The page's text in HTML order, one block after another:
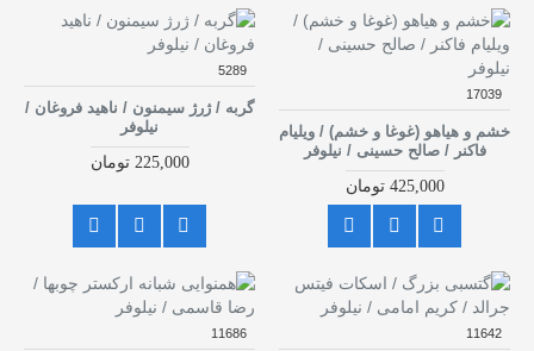
17039
خشم و هیاهو (غوغا و خشم) / ویلیام
فاکنر / صالح حسینی / نیلوفر
425,000 تومان
5289
گربه / ژرژ سیمنون / ناهید فروغان /
نیلوفر
225,000 تومان
11642
11686